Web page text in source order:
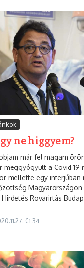
ne higgyem?
már fel magam
meggyógyult a Covid 19
mellette egy interjúban
Magyarországon
Rovarirtás
01:34